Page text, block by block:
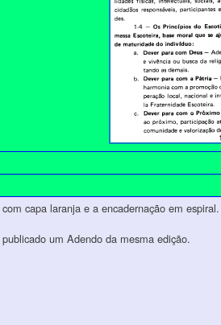
capa laranja e a encadernação em espiral.
um Adendo da mesma edição.